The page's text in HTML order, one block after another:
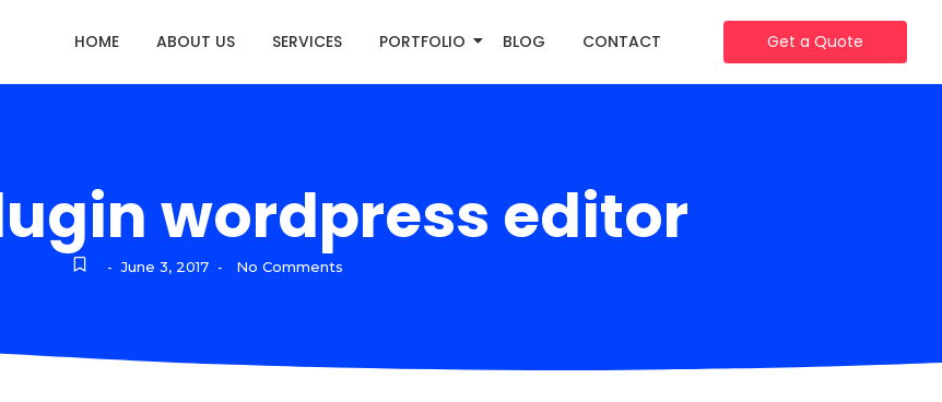
HOME ABOUT US SERVICES PORTFOLIO BLOG CONTACT Get a Quote
wordpress editor
- June 3, 2017 - No Comments